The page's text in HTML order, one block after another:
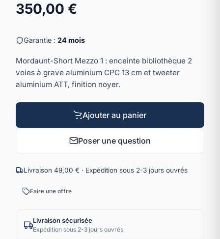
350,00 €
Garantie : 24 mois
Mordaunt-Short Mezzo 1 : enceinte bibliothèque 2
voies à grave aluminium CPC 13 cm et tweeter
aluminium ATT, finition noyer.
Ajouter au panier
Poser une question
Livraison 49,00 € · Expédition sous 2-3 jours ouvrés
Faire une offre
Livraison sécurisée
Expédition sous 2-3 jours ouvrés